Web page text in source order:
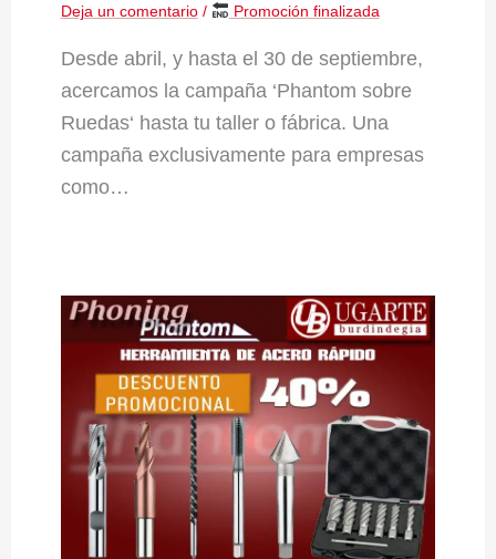
Deja un comentario / Promoción finalizada
Desde abril, y hasta el 30 de septiembre,
acercamos la campaña ‘Phantom sobre
Ruedas‘ hasta tu taller o fábrica. Una
campaña exclusivamente para empresas
como…